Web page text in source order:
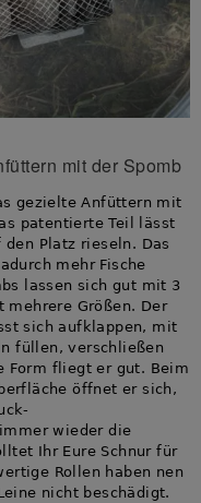
mit der Spomb
gezielte Anfüttern mit
patentierte Teil lässt
Platz rieseln. Das
mehr Fische
lassen sich gut mit 3
mehrere Größen. Der
sich aufklappen, mit
füllen, verschließen
Form fliegt er gut. Beim
öffnet er sich,
wieder die
Ihr Eure Schnur für
Rollen haben nen
nicht beschädigt.